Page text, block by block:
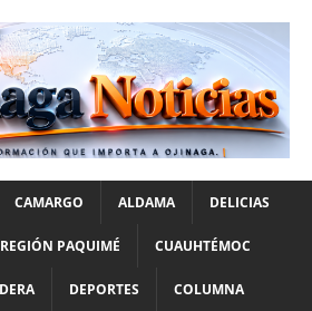
CAMARGO ALDAMA DELICIAS
REGIÓN PAQUIMÉ CUAUHTÉMOC
DEPORTES COLUMNA